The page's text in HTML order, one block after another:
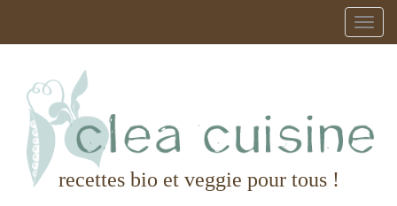
recettes bio et veggie pour tous !